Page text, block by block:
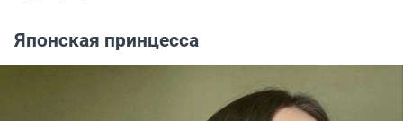
Японская принцесса